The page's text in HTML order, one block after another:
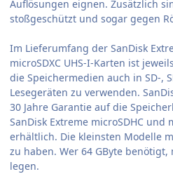
Auflösungen eignen. Zusätzlich
stoßgeschützt und sogar gegen
Im Lieferumfang der SanDisk
microSDXC UHS-I-Karten ist
die Speichermedien auch in SD-,
Lesegeräten zu verwenden.
30 Jahre Garantie auf die
SanDisk Extreme microSDHC und
erhältlich. Die kleinsten Modelle
zu haben. Wer 64 GByte benötigt,
legen.